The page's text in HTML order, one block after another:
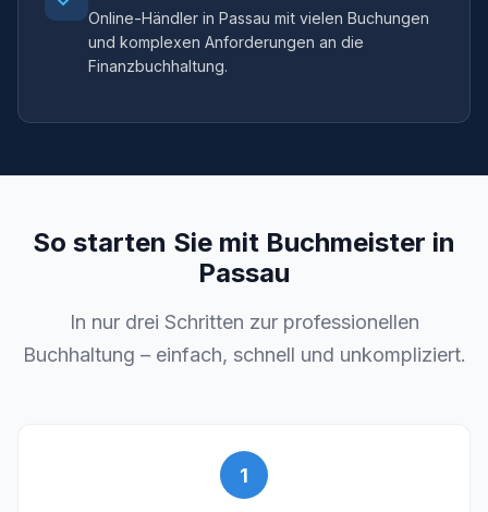
Online-Händler in Passau mit vielen Buchungen
und komplexen Anforderungen an die
Finanzbuchhaltung.
So starten Sie mit Buchmeister in
Passau
In nur drei Schritten zur professionellen
Buchhaltung – einfach, schnell und unkompliziert.
1